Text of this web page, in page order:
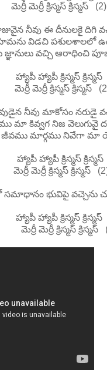
క్రిస్మస్ క్రిస్మస్
నీవు ఈ దీనులకై దిగి
విడచి పశులశాలలో
జ్ఞానులు వచ్చి ఆరాధించి
హ్యాపీ హ్యాపీ క్రిస్మస్ క్రిస్మస్
క్రిస్మస్
నీవు మాకోసం నరుడై
మా కివ్వగ నిజ వెలుగువై
మార్గము నివేగా మా
హ్యాపీ హ్యాపీ క్రిస్మస్ క్రిస్మస్
క్రిస్మస్ క్రిస్మస్
భువిపై వచ్చెను
హ్యాపీ హ్యాపీ క్రిస్మస్ క్రిస్మస్
మెర్రీ మెర్రీ క్రిస్మస్ క్రిస్మస్